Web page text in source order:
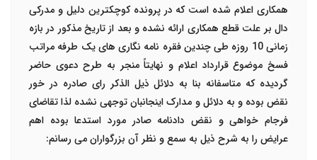
همکاری اعلام شده است که در پرونده کوچکترین دلیل و مدرکی
دال بر علت قطع همکاری ارائه نشده و بعد از تاریخ مذکور در بازه
زمانی 10 روزه طی چندین فقره نامه نگاری های یک طرفه مراتب
فسخ موضوع قرارداد اعلام و نهایتاً منجر به طرح دعوی حاضر
گردیده که متاسفانه بنا به دلائل ذیل الذکر رای صادره در خور
نقض بوده و به دلائل و مدارک اینجانبان توجهی نشده لذا تقاضای
فرجام خواهی و نقض دادنامه صادر مورد استدعا بوده اهم
عرایض را به شرح ذیل به سمع و نظر آن بزرگواران می رسانم: